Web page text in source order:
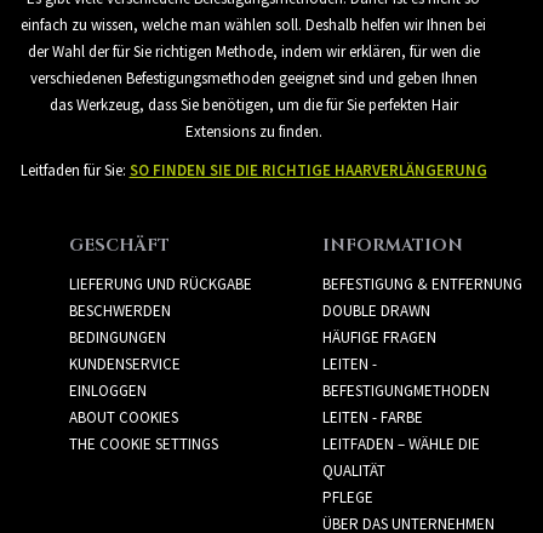
einfach zu wissen, welche man wählen soll. Deshalb helfen wir Ihnen bei
der Wahl der für Sie richtigen Methode, indem wir erklären, für wen die
verschiedenen Befestigungsmethoden geeignet sind und geben Ihnen
das Werkzeug, dass Sie benötigen, um die für Sie perfekten Hair
Extensions zu finden.
Leitfaden für Sie: SO FINDEN SIE DIE RICHTIGE HAARVERLÄNGERUNG
GESCHÄFT
LIEFERUNG UND RÜCKGABE
BESCHWERDEN
BEDINGUNGEN
KUNDENSERVICE
EINLOGGEN
ABOUT COOKIES
THE COOKIE SETTINGS
INFORMATION
BEFESTIGUNG & ENTFERNUNG
DOUBLE DRAWN
HÄUFIGE FRAGEN
LEITEN -
BEFESTIGUNGMETHODEN
LEITEN - FARBE
LEITFADEN – WÄHLE DIE
QUALITÄT
PFLEGE
ÜBER DAS UNTERNEHMEN